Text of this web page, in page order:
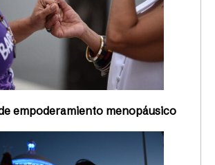
empoderamiento menopáusico